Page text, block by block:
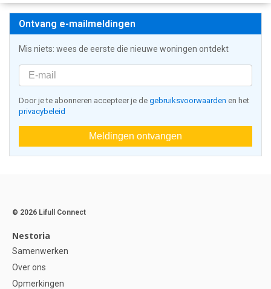
Ontvang e-mailmeldingen
Mis niets: wees de eerste die nieuwe woningen ontdekt
Door je te abonneren accepteer je de gebruiksvoorwaarden en het
privacybeleid
Meldingen ontvangen
© 2026 Lifull Connect
Nestoria
Samenwerken
Over ons
Opmerkingen